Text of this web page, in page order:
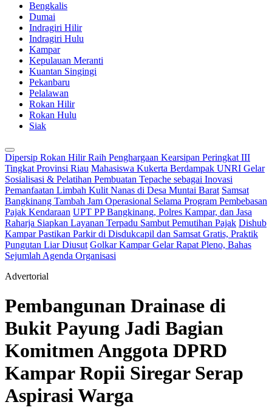
Bengkalis
Dumai
Indragiri Hilir
Indragiri Hulu
Kampar
Kepulauan Meranti
Kuantan Singingi
Pekanbaru
Pelalawan
Rokan Hilir
Rokan Hulu
Siak
Dipersip Rokan Hilir Raih Penghargaan Kearsipan Peringkat III
Tingkat Provinsi Riau Mahasiswa Kukerta Berdampak UNRI Gelar
Sosialisasi & Pelatihan Pembuatan Tepache sebagai Inovasi
Pemanfaatan Limbah Kulit Nanas di Desa Muntai Barat Samsat
Bangkinang Tambah Jam Operasional Selama Program Pembebasan
Pajak Kendaraan UPT PP Bangkinang, Polres Kampar, dan Jasa
Raharja Siapkan Layanan Terpadu Sambut Pemutihan Pajak Dishub
Kampar Pastikan Parkir di Disdukcapil dan Samsat Gratis, Praktik
Pungutan Liar Diusut Golkar Kampar Gelar Rapat Pleno, Bahas
Sejumlah Agenda Organisasi
Advertorial
Pembangunan Drainase di
Bukit Payung Jadi Bagian
Komitmen Anggota DPRD
Kampar Ropii Siregar Serap
Aspirasi Warga